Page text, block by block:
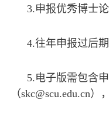
3.申报优秀博士
4.往年申报过后
5.电子版需包含
（skc@scu.edu.cn